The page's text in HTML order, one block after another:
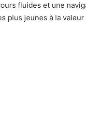
fluides et une
jeunes à la valeur